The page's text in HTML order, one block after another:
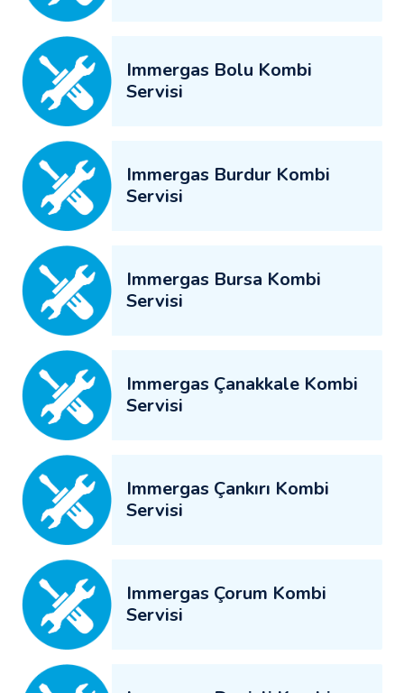
Immergas Bolu Kombi
Servisi
Immergas Burdur Kombi
Servisi
Immergas Bursa Kombi
Servisi
Immergas Çanakkale Kombi
Servisi
Immergas Çankırı Kombi
Servisi
Immergas Çorum Kombi
Servisi